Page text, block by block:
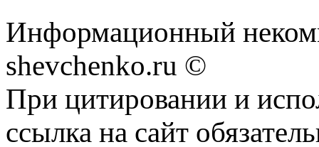
Информационный
shevchenko.ru ©
При цитировании и
ссылка на сайт